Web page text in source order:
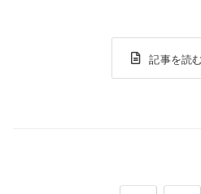
記事を読む